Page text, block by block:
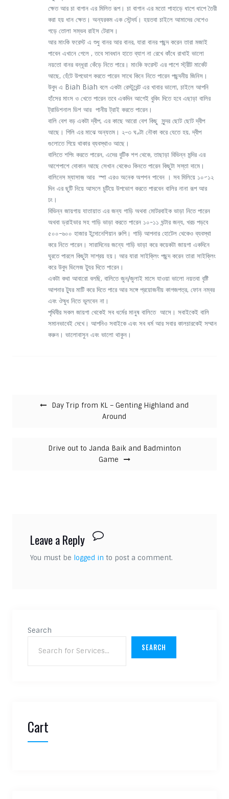
ক্ষেত আর চা বাগান এর মিলিত রূপ। চা বাগান এর মতো পাহাড়ে ধাপে ধাপে তৈরী
করা হয় ধান ক্ষেত। অন্যরকম এক সৌন্দর্য। হয়তবা চাইলে আমাদের দেশেও
গড়ে তোলা সম্ভব রাইস টেরাস।
আর মাংকি ফরেস্ট এ শুধু বানর আর বানর, যারা বানর পছন্দ করেন তারা মজাই
পাবেন এখানে গেলে , তবে সাবধান হাতে ব্যাগ না রেখে কাঁধে রাখাই ভালো
নয়তো বানর বন্ধূরা কেঁড়ে নিতে পারে। মাংকি ফরেস্ট এর পাশে স্ট্রীট মার্কেট
আছে, হেঁটে উপভোগ করতে পারেন সাথে কিনে নিতে পারেন পছন্দনীয় জিনিস।
উবুদ এ Biah Biah বলে একটা রেস্টুরেন্ট এর খাবার ভালো, চাইলে আপনি
হাঁসের মাংস ও খেতে পারেন তবে একদিন আগেই বুকিং দিতে হবে এছাড়া বালির
ট্রাডিশনাল ডিশ আর পানীয় ট্রাই করতে পারেন।
বালি বেশ বড় একটা দ্বীপ, এর কাছে আরো বেশ কিছু সুন্দর ছোট ছোট দ্বীপ
আছে। গিলি এর মাঝে অন্যতম। ২-৩ ঘণ্টা নৌকা করে যেতে হয়. দ্বীপ
গুলোতে গিয়ে থাকার ব্যবস্থাও আছে।
বালিতে শপিং করতে পারেন, এদের বুটিক শপ থেকে, তাছাড়া বিভিন্ন মন্দির এর
আশেপাশে দোকান আছে সেখান থেকেও কিনতে পারেন কিছুটা সস্তা দামে।
বালিনেস ম্যাসাজ আর স্পা এরও অনেক অপশন পাবেন । সব মিলিয়ে ১০~১২
দিন এর ছুটি নিয়ে আসলে চুটিয়ে উপভোগ করতে পারবেন বালির নানা রূপ আর
ঢং।
বিভিন্ন জায়গায় যাতায়াত এর জন্য গাড়ি অথবা মোটরবাইক ভাড়া নিতে পারেন
অথবা ড্রাইভার সহ গাড়ি ভাড়া করতে পারেন ১০-১১ ঘন্টার জন্য, খরচ পড়বে
৫০০-৬০০ হাজার ইন্দোনেশিয়ান রুপি। গাড়ি আপনার হোটেল থেকেও ব্যবস্থা
করে নিতে পারেন। সারাদিনের জন্যে গাড়ি ভাড়া করে কয়েকটা জায়গা একদিনে
ঘুরতে পারলে কিছুটা সাশ্রয় হয়। আর যারা সাইক্লিং পছন্দ করেন তারা সাইক্লিং
করে উবুদ ভিলেজ ট্যুর দিতে পারেন।
একটা কথা আবারো বলছি, বালিতে জুন/জুলাই মাসে যাওয়া ভালো নয়তবা বৃষ্টি
আপনার ট্যুর মাটি করে দিতে পারে আর সঙ্গে প্রয়োজনীয় কাগজপত্র, ফোন নম্বর
এবং ঔষুধ নিতে ভুলবেন না।
পৃথিবীর সকল জায়গা থেকেই সব ধর্মের মানুষ বালিতে আসে। সবাইকেই বালি
সমানভাবেই দেখে। আপনিও সবাইকে এবং সব ধর্ম আর সবার কালচারকেই সম্মান
করুন। ভালোবাসুন এবং ভালো থাকুন।
Day Trip from KL – Genting Highland and
Around
Drive out to Janda Baik and Badminton
Game
Leave a Reply
You must be logged in to post a comment.
Search
SEARCH
Cart